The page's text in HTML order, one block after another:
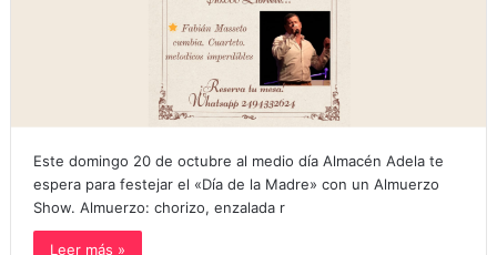
Este domingo 20 de octubre al medio día Almacén Adela te
espera para festejar el «Día de la Madre» con un Almuerzo
Show. Almuerzo: chorizo, enzalada r
Leer más »